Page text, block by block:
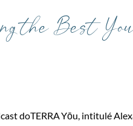
the Best
doTERRA Yōu, intitulé